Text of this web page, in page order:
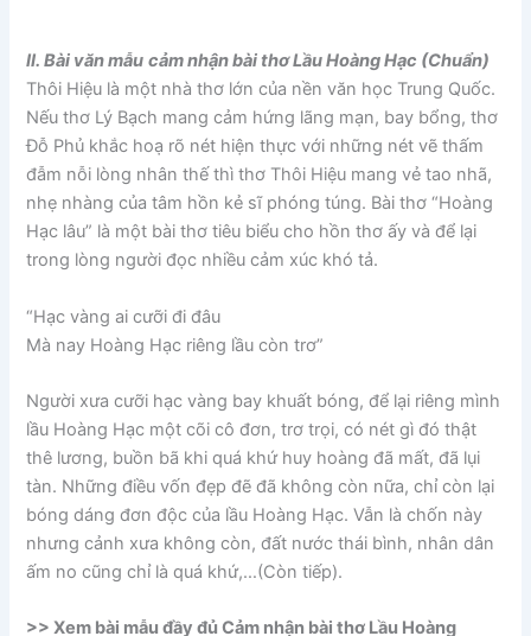
II. Bài văn mẫu cảm nhận bài thơ Lầu Hoàng Hạc (Chuẩn)
Thôi Hiệu là một nhà thơ lớn của nền văn học Trung Quốc.
Nếu thơ Lý Bạch mang cảm hứng lãng mạn, bay bổng, thơ
Đỗ Phủ khắc hoạ rõ nét hiện thực với những nét vẽ thấm
đẫm nỗi lòng nhân thế thì thơ Thôi Hiệu mang vẻ tao nhã,
nhẹ nhàng của tâm hồn kẻ sĩ phóng túng. Bài thơ “Hoàng
Hạc lâu” là một bài thơ tiêu biểu cho hồn thơ ấy và để lại
trong lòng người đọc nhiều cảm xúc khó tả.
“Hạc vàng ai cưỡi đi đâu
Mà nay Hoàng Hạc riêng lầu còn trơ”
Người xưa cưỡi hạc vàng bay khuất bóng, để lại riêng mình
lầu Hoàng Hạc một cõi cô đơn, trơ trọi, có nét gì đó thật
thê lương, buồn bã khi quá khứ huy hoàng đã mất, đã lụi
tàn. Những điều vốn đẹp đẽ đã không còn nữa, chỉ còn lại
bóng dáng đơn độc của lầu Hoàng Hạc. Vẫn là chốn này
nhưng cảnh xưa không còn, đất nước thái bình, nhân dân
ấm no cũng chỉ là quá khứ,…(Còn tiếp).
>> Xem bài mẫu đầy đủ Cảm nhận bài thơ Lầu Hoàng